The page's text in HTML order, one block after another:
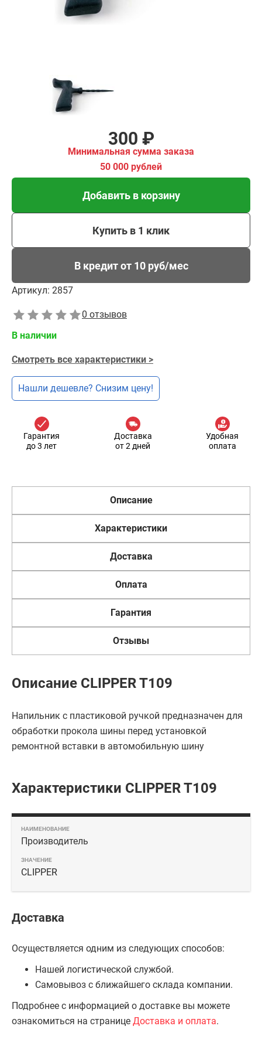
300 ₽
Минимальная сумма заказа
50 000 рублей
Добавить в корзину
Купить в 1 клик
В кредит от 10 руб/мес
Артикул: 2857
0 отзывов
В наличии
Смотреть все характеристики >
Нашли дешевле? Снизим цену!
Гарантия
до 3 лет
Доставка
от 2 дней
Удобная
оплата
Описание
Характеристики
Доставка
Оплата
Гарантия
Отзывы
Описание CLIPPER T109
Напильник с пластиковой ручкой предназначен для
обработки прокола шины перед установкой
ремонтной вставки в автомобильную шину
Характеристики CLIPPER T109
Производитель
CLIPPER
Доставка
Осуществляется одним из следующих способов:
Нашей логистической службой.
Самовывоз с ближайшего склада компании.
Подробнее с информацией о доставке вы можете
ознакомиться на странице Доставка и оплата.
Добавить в корзину
В кредит от 10 руб/мес